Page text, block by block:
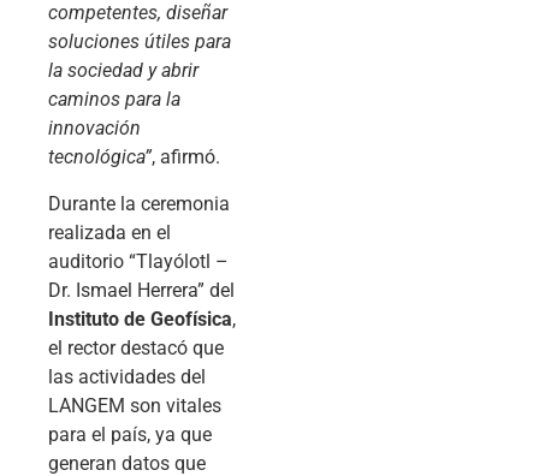
competentes, diseñar
soluciones útiles para
la sociedad y abrir
caminos para la
innovación
tecnológica”, afirmó.
Durante la ceremonia
realizada en el
auditorio “Tlayólotl –
Dr. Ismael Herrera” del
Instituto de Geofísica,
el rector destacó que
las actividades del
LANGEM son vitales
para el país, ya que
generan datos que